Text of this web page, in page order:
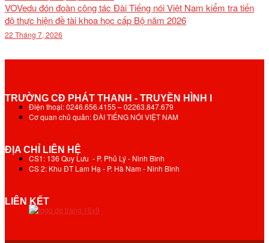
VOVedu đón đoàn công tác Đài Tiếng nói Việt Nam kiểm tra tiến
độ thực hiện đề tài khoa học cấp Bộ năm 2026
22 Tháng 7, 2026
TRƯỜNG CĐ PHÁT THANH - TRUYỀN HÌNH I
Điện thoại: 0246.656.4155 – 02263.847.679
Cơ quan chủ quản: ĐÀI TIẾNG NÓI VIỆT NAM
ĐỊA CHỈ LIÊN HỆ
CS1: 136 Quy Lưu - P. Phủ Lý - Ninh Bình
CS 2: Khu ĐT Lam Hạ - P. Hà Nam - Ninh Bình
LIÊN KẾT